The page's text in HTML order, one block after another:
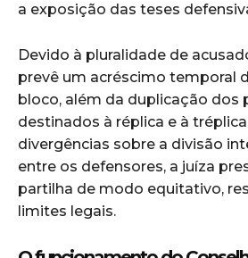
a exposição das teses
Devido à pluralidade de
prevê um acréscimo temporal
bloco, além da duplicação dos
destinados à réplica e à
divergências sobre a divisão
entre os defensores, a juíza
partilha de modo equitativo,
limites legais.